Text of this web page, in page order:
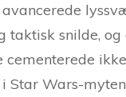
snilde,
cementerede
Star Wars-